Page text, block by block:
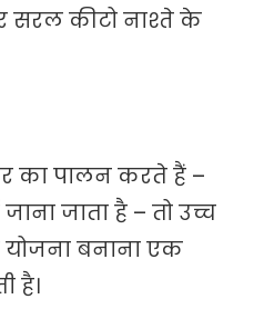
सरल कीटो नाश्ते के
का पालन करते हैं –
जाता है – तो उच्च
बनाना एक
है।